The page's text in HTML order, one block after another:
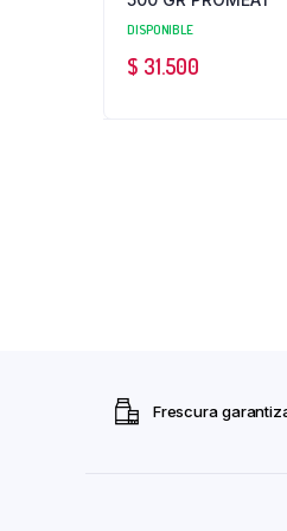
DISPONIBLE
$ 31.500
Frescura